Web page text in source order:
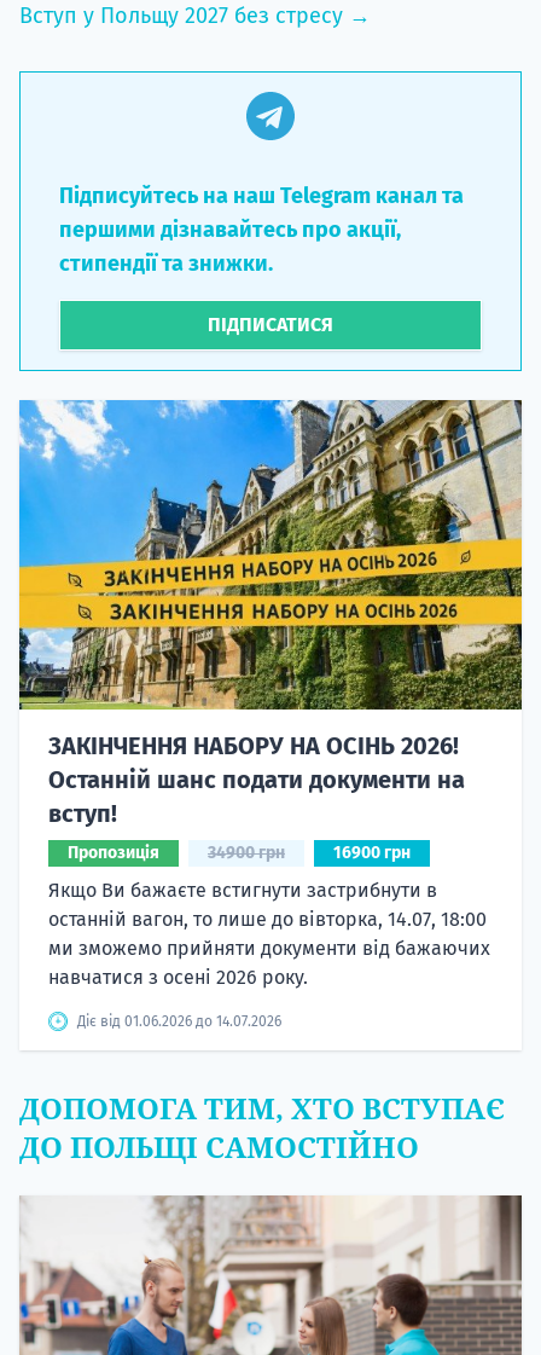
Вступ у Польщу 2027 без стресу →
Підписуйтесь на наш Telegram канал та
першими дізнавайтесь про акції,
стипендії та знижки.
ПІДПИСАТИСЯ
ЗАКІНЧЕННЯ НАБОРУ НА ОСІНЬ 2026!
Останній шанс подати документи на
вступ!
Пропозиція 34900 грн 16900 грн
Якщо Ви бажаєте встигнути застрибнути в
останній вагон, то лише до вівторка, 14.07, 18:00
ми зможемо прийняти документи від бажаючих
навчатися з осені 2026 року.
Діє від 01.06.2026 до 14.07.2026
ДОПОМОГА ТИМ, ХТО ВСТУПАЄ
ДО ПОЛЬЩІ САМОСТІЙНО